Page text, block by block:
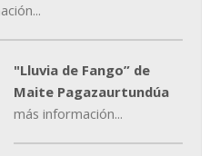
"Lluvia de Fango” de
Maite Pagazaurtundúa
más información...